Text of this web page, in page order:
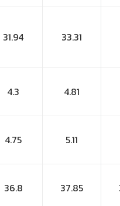
31.94 33.31
4.3 4.81
4.75 5.11
36.8 37.85